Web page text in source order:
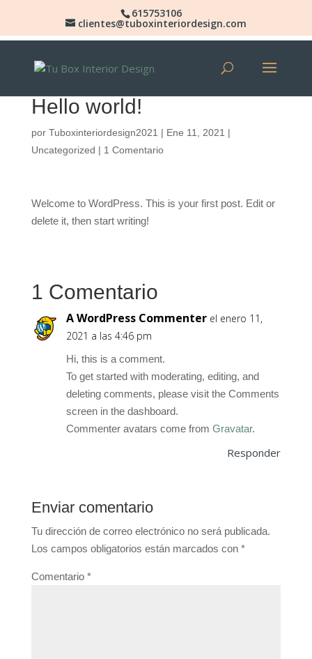
615753106
clientes@tuboxinteriordesign.com
Hello world!
por Tuboxinteriordesign2021 | Ene 11, 2021 |
Uncategorized | 1 Comentario
Welcome to WordPress. This is your first post. Edit or
delete it, then start writing!
1 Comentario
A WordPress Commenter el enero 11,
2021 a las 4:46 pm
Hi, this is a comment.
To get started with moderating, editing, and
deleting comments, please visit the Comments
screen in the dashboard.
Commenter avatars come from Gravatar.
Responder
Enviar comentario
Tu dirección de correo electrónico no será publicada.
Los campos obligatorios están marcados con *
Comentario *